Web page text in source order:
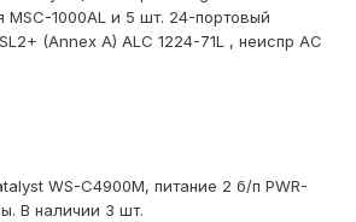
1000AL и 5 шт. 24-портовый
(Annex A) ALC 1224-71L , неиспр АС
WS-C4900M, питание 2 б/п PWR-
В наличии 3 шт.